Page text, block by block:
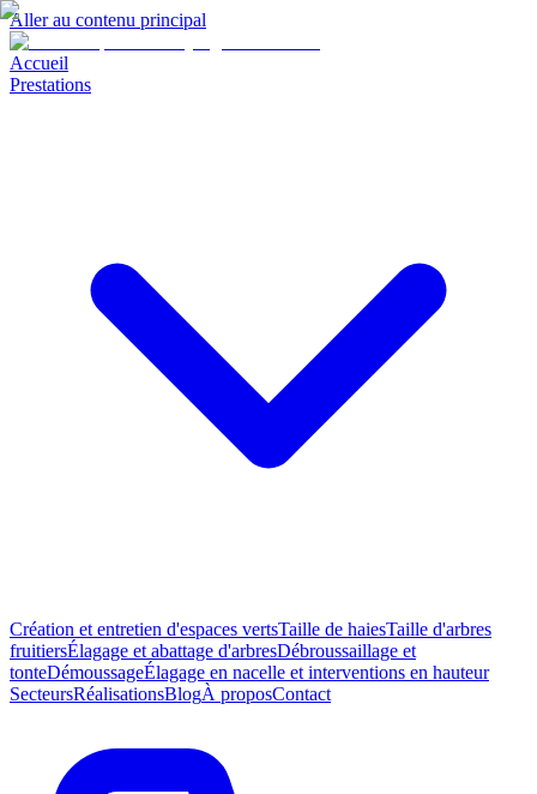
Aller au contenu principal
Accueil
Prestations
Création et entretien d'espaces vertsTaille de haiesTaille d'arbres
fruitiersÉlagage et abattage d'arbresDébroussaillage et
tonteDémoussageÉlagage en nacelle et interventions en hauteur
SecteursRéalisationsBlogÀ proposContact